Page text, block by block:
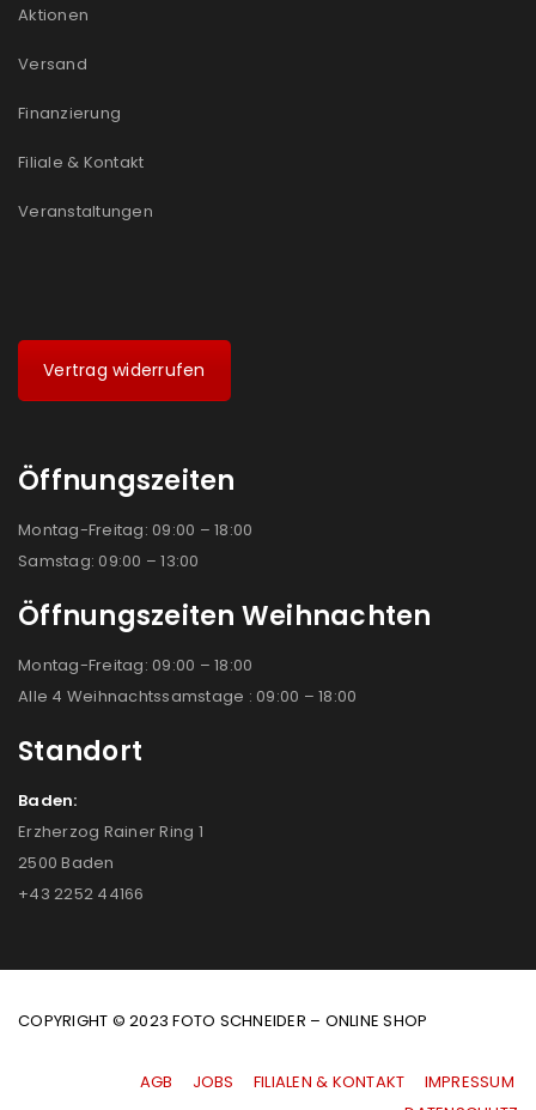
Aktionen
Versand
Finanzierung
Filiale & Kontakt
Veranstaltungen
Vertrag widerrufen
Öffnungszeiten
Montag-Freitag: 09:00 – 18:00
Samstag: 09:00 – 13:00
Öffnungszeiten Weihnachten
Montag-Freitag: 09:00 – 18:00
Alle 4 Weihnachtssamstage : 09:00 – 18:00
Standort
Baden:
Erzherzog Rainer Ring 1
2500 Baden
+43 2252 44166
COPYRIGHT © 2023 FOTO SCHNEIDER – ONLINE SHOP
AGB JOBS FILIALEN & KONTAKT
IMPRESSUM